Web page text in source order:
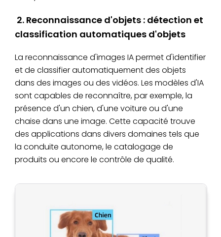
2. Reconnaissance d'objets : détection et
classification automatiques d'objets
La reconnaissance d'images IA permet d'identifier
et de classifier automatiquement des objets
dans des images ou des vidéos. Les modèles d'IA
sont capables de reconnaître, par exemple, la
présence d'un chien, d'une voiture ou d'une
chaise dans une image. Cette capacité trouve
des applications dans divers domaines tels que
la conduite autonome, le catalogage de
produits ou encore le contrôle de qualité.